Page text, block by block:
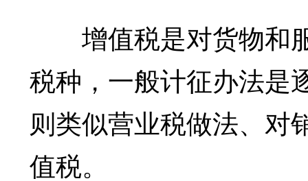
增值税是对货物和
税种，一般计征办法是
则类似营业税做法、对
值税。